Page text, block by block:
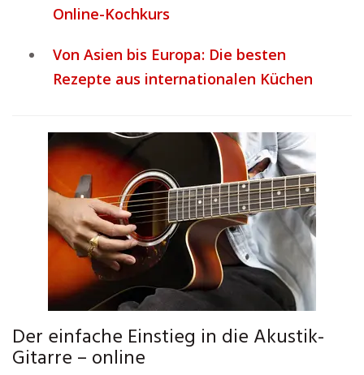
Online-Kochkurs
Von Asien bis Europa: Die besten
Rezepte aus internationalen Küchen
Der einfache Einstieg in die Akustik-
Gitarre – online